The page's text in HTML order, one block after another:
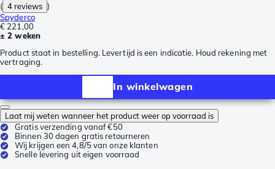
( 4 reviews )
Spyderco
€ 221,00
± 2 weken
Product staat in bestelling. Levertijd is een indicatie. Houd rekening met
vertraging.
In winkelwagen
Laat mij weten wanneer het product weer op voorraad is
Gratis verzending vanaf €50
Binnen 30 dagen gratis retourneren
Wij krijgen een 4,8/5 van onze klanten
Snelle levering uit eigen voorraad